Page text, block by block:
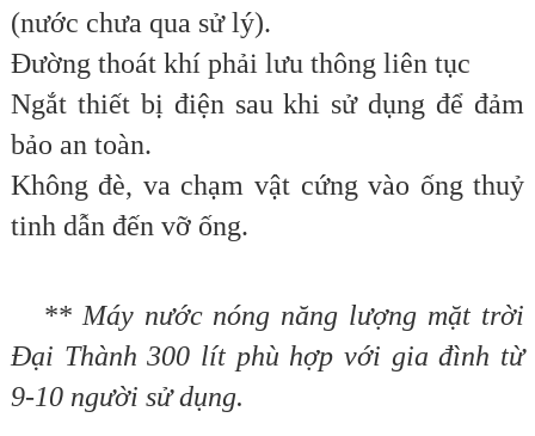
(nước chưa qua sử lý).
Đường thoát khí phải lưu thông liên tục
Ngắt thiết bị điện sau khi sử dụng để đảm
bảo an toàn.
Không đè, va chạm vật cứng vào ống thuỷ
tinh dẫn đến vỡ ống.
** Máy nước nóng năng lượng mặt trời
Đại Thành 300 lít phù hợp với gia đình từ
9-10 người sử dụng.